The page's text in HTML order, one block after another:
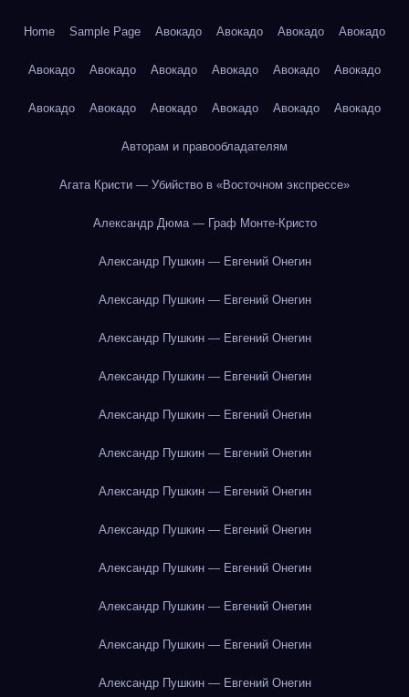
Home Sample Page Авокадо Авокадо Авокадо Авокадо
Авокадо Авокадо Авокадо Авокадо Авокадо Авокадо
Авокадо Авокадо Авокадо Авокадо Авокадо Авокадо
Авторам и правообладателям
Агата Кристи — Убийство в «Восточном экспрессе»
Александр Дюма — Граф Монте-Кристо
Александр Пушкин — Евгений Онегин
Александр Пушкин — Евгений Онегин
Александр Пушкин — Евгений Онегин
Александр Пушкин — Евгений Онегин
Александр Пушкин — Евгений Онегин
Александр Пушкин — Евгений Онегин
Александр Пушкин — Евгений Онегин
Александр Пушкин — Евгений Онегин
Александр Пушкин — Евгений Онегин
Александр Пушкин — Евгений Онегин
Александр Пушкин — Евгений Онегин
Александр Пушкин — Евгений Онегин